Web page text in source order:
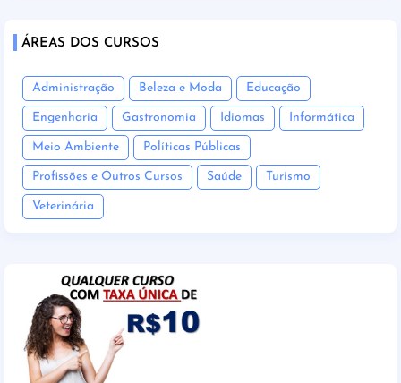
ÁREAS DOS CURSOS
Administração Beleza e Moda Educação
Engenharia Gastronomia Idiomas Informática
Meio Ambiente Políticas Públicas
Profissões e Outros Cursos Saúde Turismo
Veterinária